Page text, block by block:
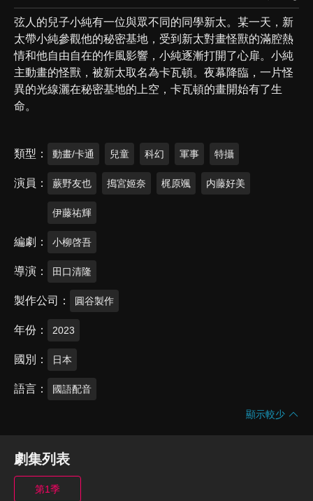
弦人的兒子小純有一位與眾不同的同學新太。某一天，新
太帶小純參觀他的秘密基地，受到新太對畫怪獸的滿腔熱
情和他自由自在的作風影響，小純逐漸打開了心扉。小純
主動畫的怪獸，被新太取名為卡瓦頓。夜幕降臨，一片怪
異的光線灑在秘密基地的上空，卡瓦頓的畫開始有了生
命。
類型 動畫/卡通 兒童 科幻 軍事 特攝
演員 蕨野友也 搗宮姬奈 梶原颯 内藤好美
伊藤祐輝
編劇 小柳啓吾
導演 田口清隆
製作公司 圓谷製作
年份 2023
國別 日本
語言 國語配音
顯示較少
劇集列表
第1季